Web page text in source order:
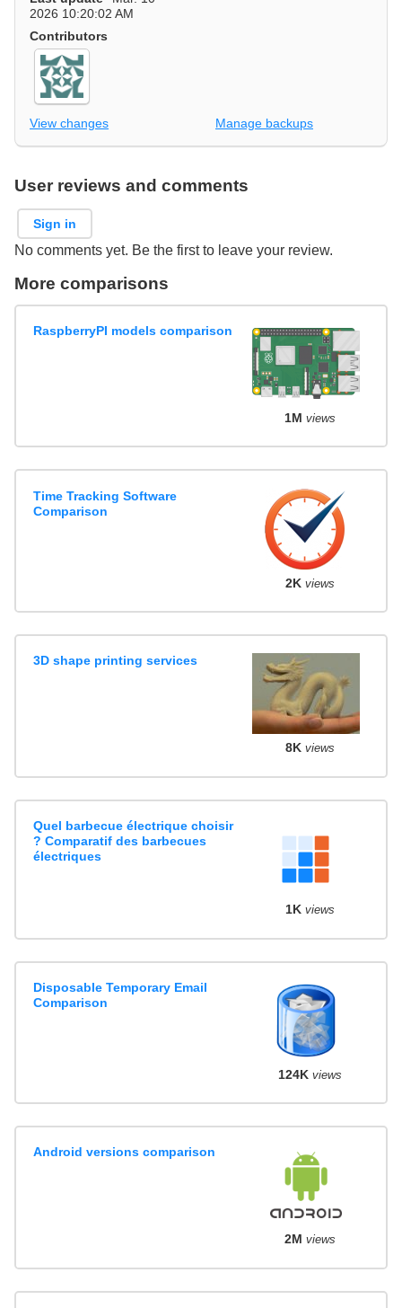
2026 10:20:02 AM
Contributors
View changes Manage backups
User reviews and comments
Sign in
No comments yet. Be the first to leave your review.
More comparisons
RaspberryPI models comparison
1M views
Time Tracking Software
Comparison
2K views
3D shape printing services
8K views
Quel barbecue électrique choisir
? Comparatif des barbecues
électriques
1K views
Disposable Temporary Email
Comparison
124K views
Android versions comparison
2M views